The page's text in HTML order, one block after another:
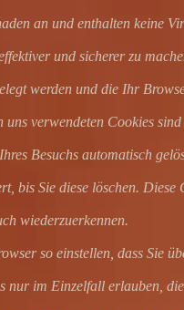
an und enthalten keine
und sicherer zu
werden und die Ihr
uns verwendeten Cookies
Besuchs automatisch
bis Sie diese löschen.
wiederzuerkennen.
so einstellen, dass Sie
nur im Einzelfall erlauben,